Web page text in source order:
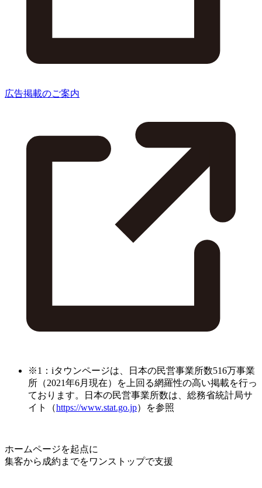
広告掲載のご案内
※1：iタウンページは、日本の民営事業所数516万事業
所（2021年6月現在）を上回る網羅性の高い掲載を行っ
ております。日本の民営事業所数は、総務省統計局サ
イト（https://www.stat.go.jp）を参照
ホームページを起点に
集客から成約までをワンストップで支援